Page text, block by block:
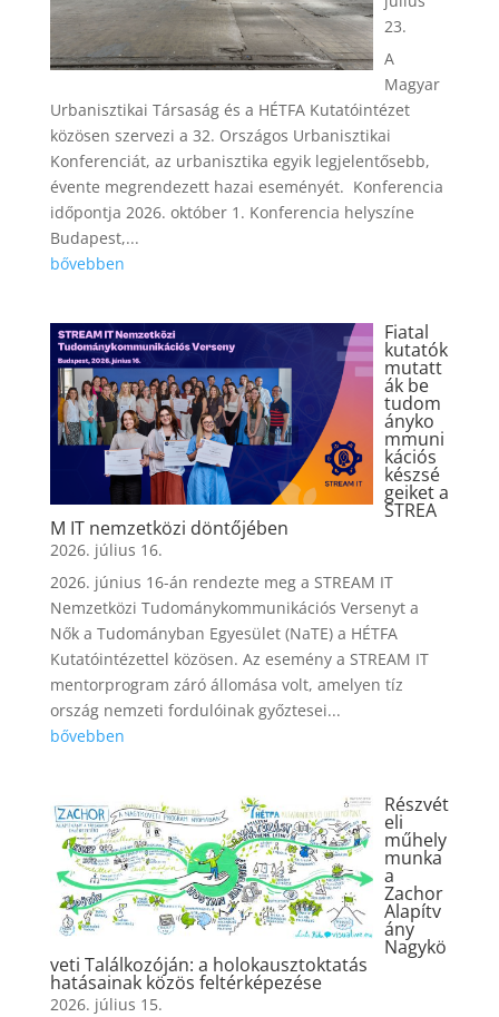
23.
A
Magyar
Urbanisztikai Társaság és a HÉTFA Kutatóintézet
közösen szervezi a 32. Országos Urbanisztikai
Konferenciát, az urbanisztika egyik legjelentősebb,
évente megrendezett hazai eseményét. Konferencia
időpontja 2026. október 1. Konferencia helyszíne
Budapest,...
bővebben
Fiatal
kutatók
mutatt
ák be
tudom
ányko
mmuni
kációs
készsé
geiket a
STREA
M IT nemzetközi döntőjében
2026. július 16.
2026. június 16-án rendezte meg a STREAM IT
Nemzetközi Tudománykommunikációs Versenyt a
Nők a Tudományban Egyesület (NaTE) a HÉTFA
Kutatóintézettel közösen. Az esemény a STREAM IT
mentorprogram záró állomása volt, amelyen tíz
ország nemzeti fordulóinak győztesei...
bővebben
Részvét
eli
műhely
munka
a
Zachor
Alapítv
ány
Nagykö
veti Találkozóján: a holokausztoktatás
hatásainak közös feltérképezése
2026. július 15.